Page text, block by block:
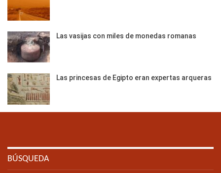
Las vasijas con miles de monedas romanas
Las princesas de Egipto eran expertas arqueras
BÚSQUEDA